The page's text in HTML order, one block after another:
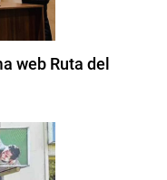
web Ruta del